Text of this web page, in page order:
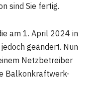
sind Sie fertig.
am 1. April 2024 in
geändert. Nun
Netzbetreiber
Balkonkraftwerk-